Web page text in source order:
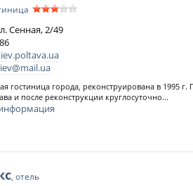
Сенная, 2/49
гостиница города, реконструирована в 1995
и после реконструкции круглосуточно...
, отель